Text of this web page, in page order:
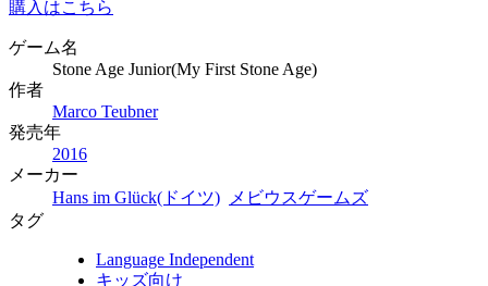
購入はこちら
ゲーム名
Stone Age Junior(My First Stone Age)
作者
Marco Teubner
発売年
2016
メーカー
Hans im Glück(ドイツ)
メビウスゲームズ
タグ
Language Independent
キッズ向け